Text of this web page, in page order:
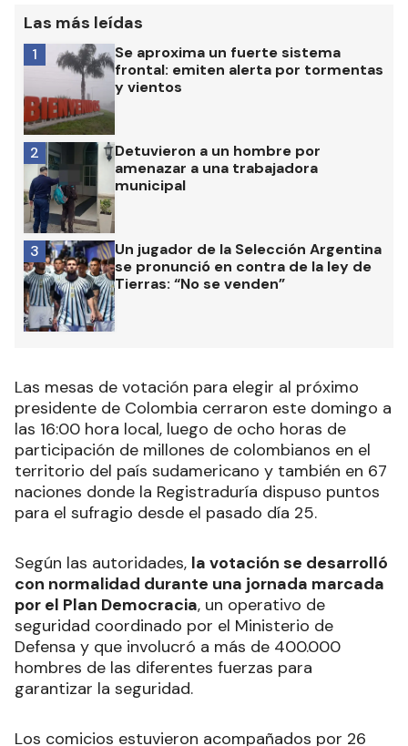
Las más leídas
Se aproxima un fuerte sistema
frontal: emiten alerta por tormentas
y vientos
1
Detuvieron a un hombre por
amenazar a una trabajadora
municipal
2
Un jugador de la Selección Argentina
se pronunció en contra de la ley de
Tierras: “No se venden”
3
Las mesas de votación para elegir al próximo
presidente de Colombia cerraron este domingo a
las 16:00 hora local, luego de ocho horas de
participación de millones de colombianos en el
territorio del país sudamericano y también en 67
naciones donde la Registraduría dispuso puntos
para el sufragio desde el pasado día 25.
Según las autoridades, la votación se desarrolló
con normalidad durante una jornada marcada
por el Plan Democracia, un operativo de
seguridad coordinado por el Ministerio de
Defensa y que involucró a más de 400.000
hombres de las diferentes fuerzas para
garantizar la seguridad.
Los comicios estuvieron acompañados por 26